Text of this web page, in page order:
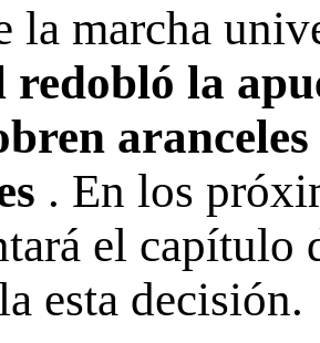
la marcha
redobló la
. En los
el capítulo
esta decisión.